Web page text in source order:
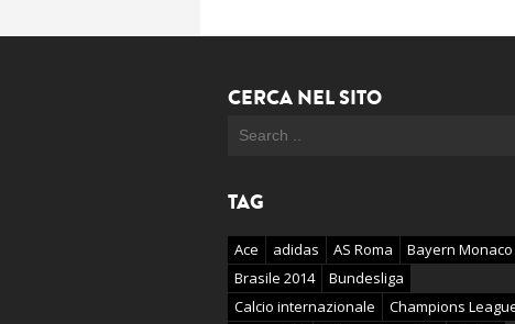
CERCA NEL SITO
TAG
Ace adidas AS Roma
Bayern Monaco
Brasile 2014
Bundesliga
Calcio internazionale
Champions